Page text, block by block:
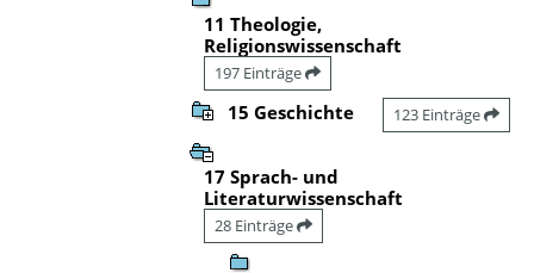
11 Theologie,
Religionswissenschaft
197 Einträge
15 Geschichte 123 Einträge
17 Sprach- und
Literaturwissenschaft
28 Einträge